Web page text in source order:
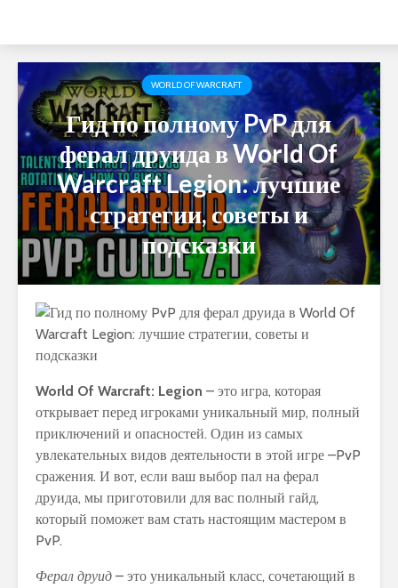
WORLD OF WARCRAFT
Гид по полному PvP для
ферал друида в World Of
Warcraft Legion: лучшие
стратегии, советы и
подсказки
World Of Warcraft: Legion – это игра, которая
открывает перед игроками уникальный мир, полный
приключений и опасностей. Один из самых
увлекательных видов деятельности в этой игре –PvP
сражения. И вот, если ваш выбор пал на ферал
друида, мы приготовили для вас полный гайд,
который поможет вам стать настоящим мастером в
PvP.
Ферал друид – это уникальный класс, сочетающий в